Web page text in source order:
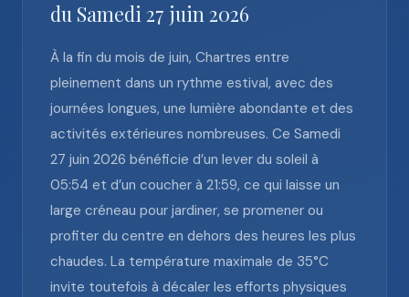
du Samedi 27 juin 2026
À la fin du mois de juin, Chartres entre
pleinement dans un rythme estival, avec des
journées longues, une lumière abondante et des
activités extérieures nombreuses. Ce Samedi
27 juin 2026 bénéficie d’un lever du soleil à
05:54 et d’un coucher à 21:59, ce qui laisse un
large créneau pour jardiner, se promener ou
profiter du centre en dehors des heures les plus
chaudes. La température maximale de 35°C
invite toutefois à décaler les efforts physiques